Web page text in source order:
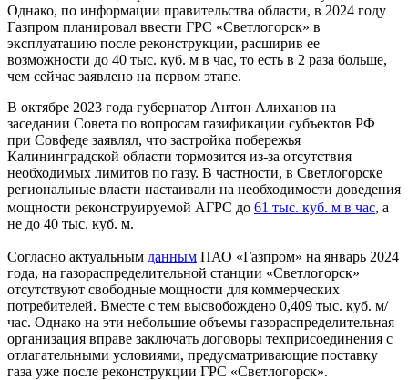
Однако, по информации правительства области, в 2024 году
Газпром планировал ввести ГРС «Светлогорск» в
эксплуатацию после реконструкции, расширив ее
возможности до 40 тыс. куб. м в час, то есть в 2 раза больше,
чем сейчас заявлено на первом этапе.
В октябре 2023 года губернатор Антон Алиханов на
заседании Совета по вопросам газификации субъектов РФ
при Совфеде заявлял, что застройка побережья
Калининградской области тормозится из-за отсутствия
необходимых лимитов по газу. В частности, в Светлогорске
региональные власти настаивали на необходимости доведения
мощности реконструируемой АГРС до 61 тыс. куб. м в час, а
не до 40 тыс. куб. м.
Согласно актуальным данным ПАО «Газпром» на январь 2024
года, на газораспределительной станции «Светлогорск»
отсутствуют свободные мощности для коммерческих
потребителей. Вместе с тем высвобождено 0,409 тыс. куб. м/
час. Однако на эти небольшие объемы газораспределительная
организация вправе заключать договоры техприсоединения с
отлагательными условиями, предусматривающие поставку
газа уже после реконструкции ГРС «Светлогорск».